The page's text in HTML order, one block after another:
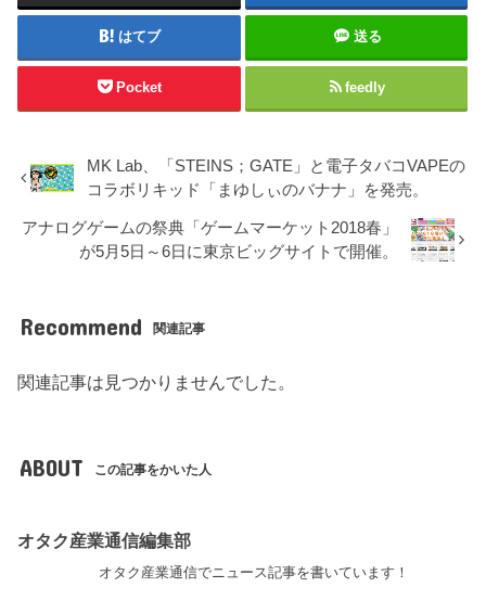
はてブ 送る
Pocket feedly
MK Lab、「STEINS；GATE」と電子タバコVAPEの
コラボリキッド「まゆしぃのバナナ」を発売。
アナログゲームの祭典「ゲームマーケット2018春」
が5月5日～6日に東京ビッグサイトで開催。
Recommend 関連記事
関連記事は見つかりませんでした。
ABOUT この記事をかいた人
オタク産業通信編集部
オタク産業通信でニュース記事を書いています！